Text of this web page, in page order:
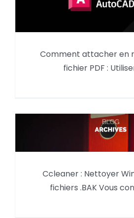
AutoCAD :
PDF !
Comment attacher en
fichier PDF :
les fichiers
Ccleaner : Nettoyer
fichiers .BAK Vous